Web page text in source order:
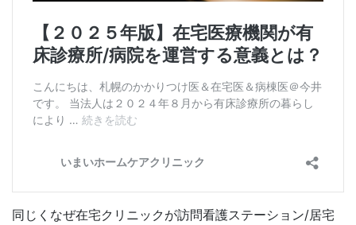
同じくなぜ在宅クリニックが訪問看護ステーション/居宅